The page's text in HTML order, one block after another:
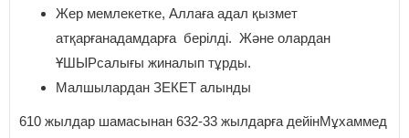
Жер мемлекетке, Аллаға адал қызмет
атқарғанадамдарға берілді. Және олардан
ҰШЫРсалығы жиналып тұрды.
Малшылардан ЗЕКЕТ алынды
610 жылдар шамасынан 632-33 жылдарға дейінМұхаммед